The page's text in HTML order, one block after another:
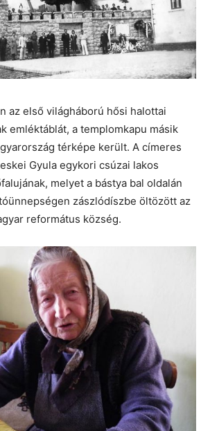
az első világháború hősi halottai
emléktáblát, a templomkapu másik
térképe került. A címeres
Gyula egykori csúzai lakos
melyet a bástya bal oldalán
zászlódíszbe öltözött az
református község.